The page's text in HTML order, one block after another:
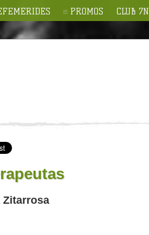
PROMOS CLUB 7N
Zitarrosa